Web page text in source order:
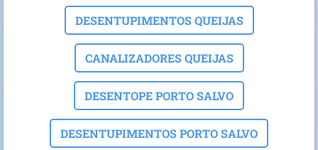
DESENTUPIMENTOS QUEIJAS
CANALIZADORES QUEIJAS
DESENTOPE PORTO SALVO
DESENTUPIMENTOS PORTO SALVO